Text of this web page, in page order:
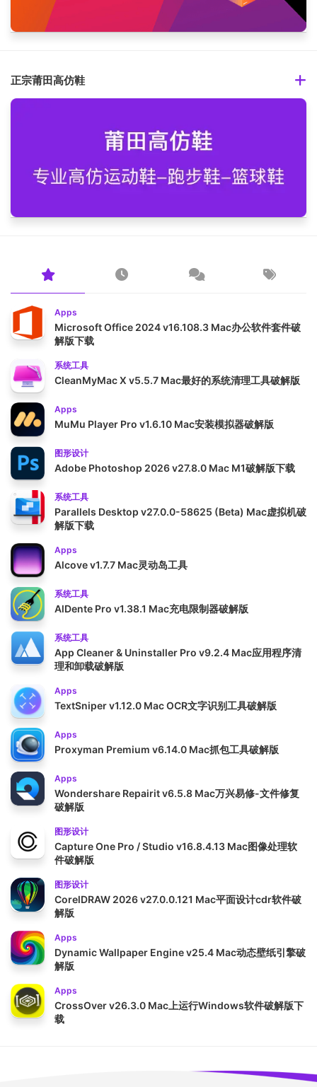
正宗莆田高仿鞋
Apps
Microsoft Office 2024 v16.108.3 Mac办公软件套件破
解版下载
系统工具
CleanMyMac X v5.5.7 Mac最好的系统清理工具破解版
Apps
MuMu Player Pro v1.6.10 Mac安装模拟器破解版
图形设计
Adobe Photoshop 2026 v27.8.0 Mac M1破解版下载
系统工具
Parallels Desktop v27.0.0-58625 (Beta) Mac虚拟机破
解版下载
Apps
Alcove v1.7.7 Mac灵动岛工具
系统工具
AlDente Pro v1.38.1 Mac充电限制器破解版
系统工具
App Cleaner & Uninstaller Pro v9.2.4 Mac应用程序清
理和卸载破解版
Apps
TextSniper v1.12.0 Mac OCR文字识别工具破解版
Apps
Proxyman Premium v6.14.0 Mac抓包工具破解版
Apps
Wondershare Repairit v6.5.8 Mac万兴易修-文件修复
破解版
图形设计
Capture One Pro / Studio v16.8.4.13 Mac图像处理软
件破解版
图形设计
CorelDRAW 2026 v27.0.0.121 Mac平面设计cdr软件破
解版
Apps
Dynamic Wallpaper Engine v25.4 Mac动态壁纸引擎破
解版
Apps
CrossOver v26.3.0 Mac上运行Windows软件破解版下
载